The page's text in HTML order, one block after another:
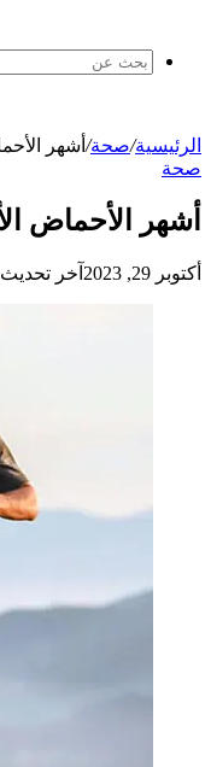
الرئيسية/صحة/ أشهر
صحة
أشهر الأحماض
أكتوبر 29, 2023 آخر تحديث: